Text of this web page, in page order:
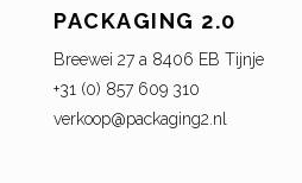
PACKAGING 2.0
Breewei 27 a 8406 EB Tijnje
+31 (0) 857 609 310
verkoop@packaging2.nl